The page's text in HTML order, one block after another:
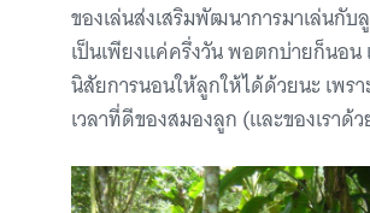
ของเล่นส่งเสริมพัฒนาการมาเล่นกั
เป็นเพียงแค่ครึ่งวัน พอตกบ่ายก็นอน
นิสัยการนอนให้ลูกให้ได้ด้วยนะ เพร
เวลาที่ดีของสมองลูก (และของเราด้